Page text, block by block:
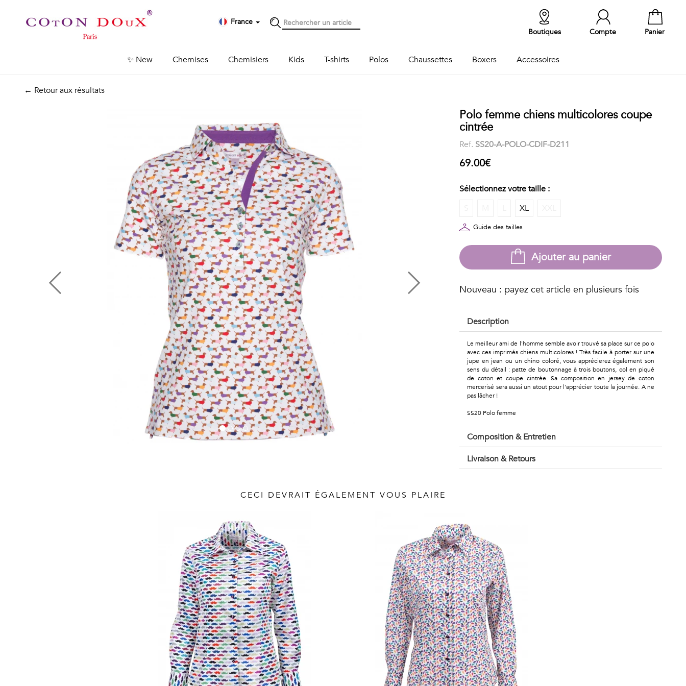
France
Panier
Compte
Boutiques
✨ New Chemises Chemisiers Kids T-shirts Polos Chaussettes Boxers Accessoires
← Retour aux résultats
Polo femme chiens multicolores coupe
cintrée
Ref. SS20-A-POLO-CDIF-D211
69.00€
Sélectionnez votre taille :
XL
Guide des tailles
Ajouter au panier
Nouveau : payez cet article en plusieurs fois
Description
Le meilleur ami de l'homme semble avoir trouvé sa place sur ce polo
avec ces imprimés chiens multicolores ! Très facile à porter sur une
jupe en jean ou un chino coloré, vous apprécierez également son
sens du détail : patte de boutonnage à trois boutons, col en piqué
de coton et coupe cintrée. Sa composition en jersey de coton
mercerisé sera aussi un atout pour l'apprécier toute la journée. A ne
pas lâcher !
SS20 Polo femme
Composition & Entretien
Livraison & Retours
CECI DEVRAIT ÉGALEMENT VOUS PLAIRE